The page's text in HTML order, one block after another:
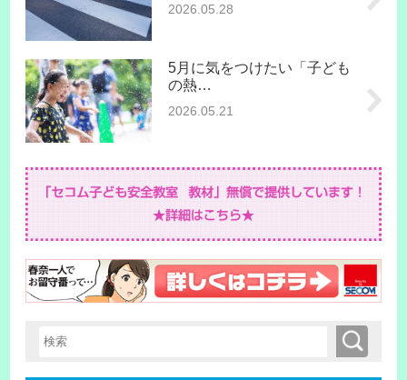
2026.05.28
5月に気をつけたい「子ども
の熱…
2026.05.21
検索キーワード入力 検索